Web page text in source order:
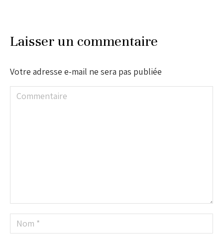
Laisser un commentaire
Votre adresse e-mail ne sera pas publiée
Commentaire
Nom *